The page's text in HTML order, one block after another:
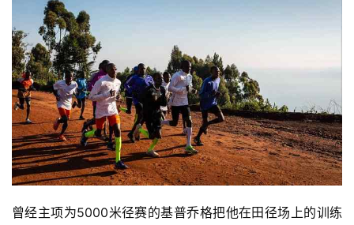
精
选
运
动
集
曾经主项为5000米径赛的基普乔格把他在田径场上的训练